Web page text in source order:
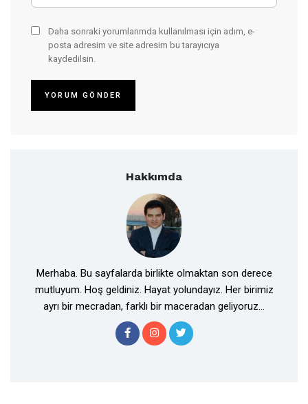
Daha sonraki yorumlarımda kullanılması için adım, e-
posta adresim ve site adresim bu tarayıcıya
kaydedilsin.
Hakkımda
Merhaba. Bu sayfalarda birlikte olmaktan son derece
mutluyum. Hoş geldiniz. Hayat yolundayız. Her birimiz
ayrı bir mecradan, farklı bir maceradan geliyoruz...